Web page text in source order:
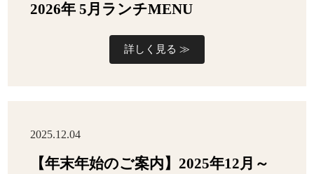
2026年 5月ランチMENU
詳しく見る ≫
2025.12.04
【年末年始のご案内】2025年12月～